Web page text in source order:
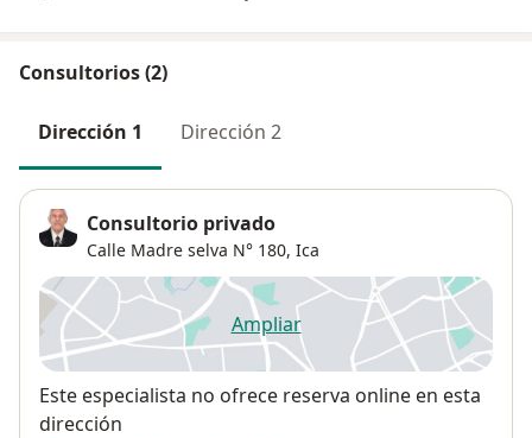
Consultorios (2)
Dirección 1 Dirección 2
Consultorio privado
Calle Madre selva N° 180, Ica
Ampliarse abre en una nueva
Disponibilidad
Este especialista no ofrece reserva online en esta
dirección